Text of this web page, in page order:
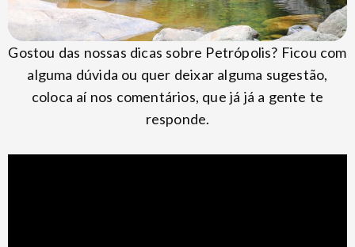
Gostou das nossas dicas sobre Petrópolis? Ficou com
alguma dúvida ou quer deixar alguma sugestão,
coloca aí nos comentários, que já já a gente te
responde.